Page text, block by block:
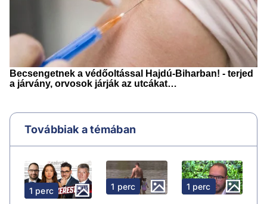
Továbbiak a témában
1 perc 1 perc 1 perc